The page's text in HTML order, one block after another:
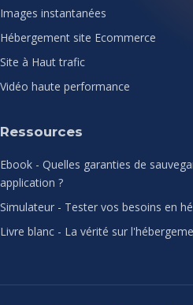
Images instantanées
Hébergement site Ecommerce
Site à Haut trafic
Vidéo haute performance
Ressources
Ebook - Quelles garanties de
application ?
Simulateur - Tester vos besoins en
Livre blanc - La vérité sur